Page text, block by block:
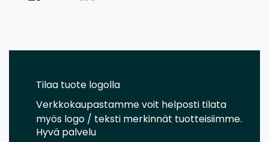
Tilaa tuote logolla
Verkkokaupastamme voit helposti tilata
myös logo / teksti merkinnät tuotteisiimme.
Hyvä palvelu